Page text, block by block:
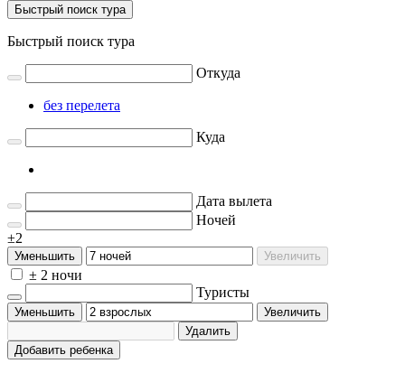
Быстрый поиск тура
Быстрый поиск тура
Откуда
без перелета
Куда
Дата вылета
Ночей
±2
Уменьшить Увеличить
± 2 ночи
Туристы
Уменьшить
Увеличить
Удалить
Добавить ребенка